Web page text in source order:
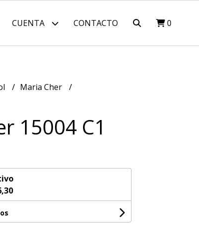
CUENTA CONTACTO 0
Maria Cher
15004 C1